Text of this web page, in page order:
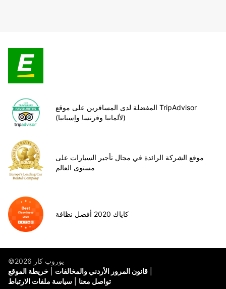
المفضلة لدى المسافرين على موقع TripAdvisor
(لألمانيا وفرنسا وإسبانيا)
موقع الشركة الرائدة في مجال تأجير السيارات على
مستوى العالم
كاياك 2020 أفضل نظافة
©يوروب كار 2026
خريطة الموقع
قانون المرور الأردني والمخالفات
سياسة ملفات الارتباط
تواصل معنا